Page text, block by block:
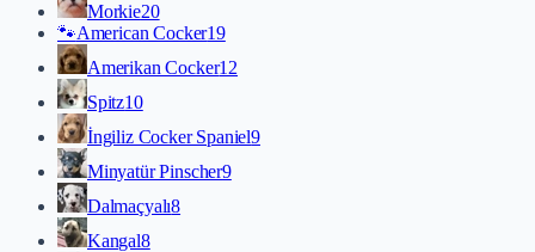
Morkie20
🐾American Cocker19
Amerikan Cocker12
Spitz10
İngiliz Cocker Spaniel9
Minyatür Pinscher9
Dalmaçyalı8
Kangal8